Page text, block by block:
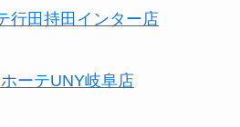
行田持田インター店
ーテUNY岐阜店